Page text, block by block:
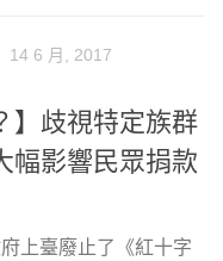
14 6 月, 2017
】歧視特定族群
幅影響民眾捐款
上臺廢止了《紅十字